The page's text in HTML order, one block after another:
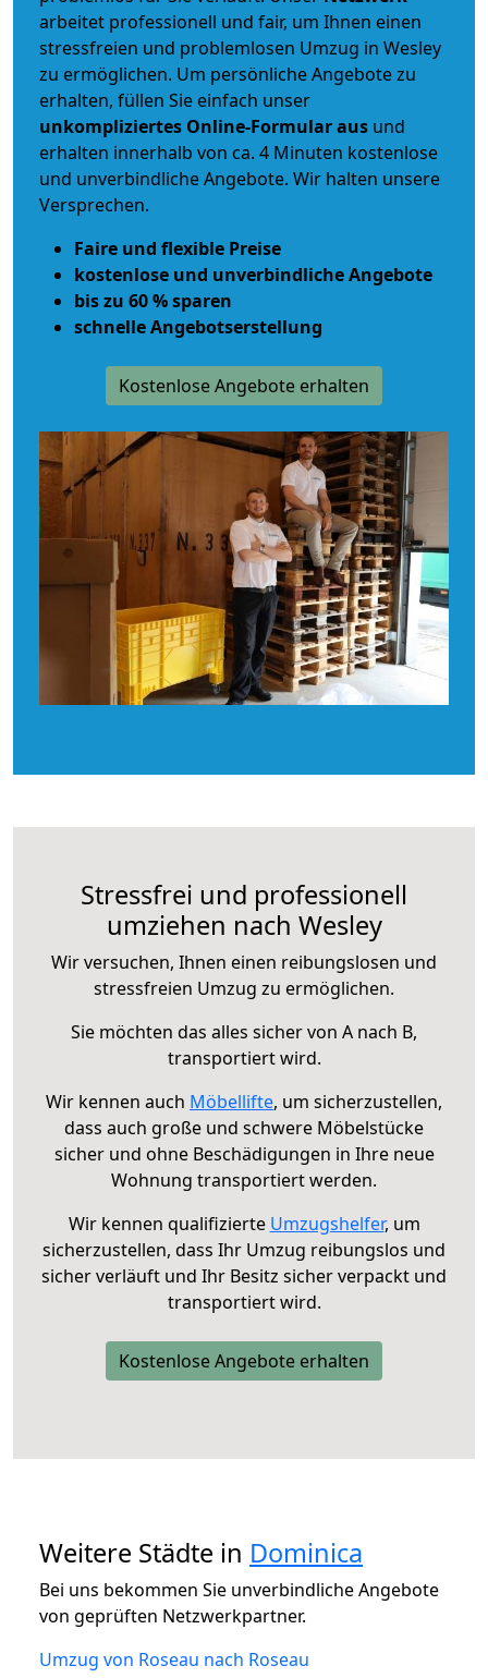
arbeitet professionell und fair, um Ihnen einen
stressfreien und problemlosen Umzug in Wesley
zu ermöglichen. Um persönliche Angebote zu
erhalten, füllen Sie einfach unser
unkompliziertes Online-Formular aus und
erhalten innerhalb von ca. 4 Minuten kostenlose
und unverbindliche Angebote. Wir halten unsere
Versprechen.
Faire und flexible Preise
kostenlose und unverbindliche Angebote
bis zu 60 % sparen
schnelle Angebotserstellung
Kostenlose Angebote erhalten
Stressfrei und professionell
umziehen nach Wesley
Wir versuchen, Ihnen einen reibungslosen und
stressfreien Umzug zu ermöglichen.
Sie möchten das alles sicher von A nach B,
transportiert wird.
Wir kennen auch Möbellifte, um sicherzustellen,
dass auch große und schwere Möbelstücke
sicher und ohne Beschädigungen in Ihre neue
Wohnung transportiert werden.
Wir kennen qualifizierte Umzugshelfer, um
sicherzustellen, dass Ihr Umzug reibungslos und
sicher verläuft und Ihr Besitz sicher verpackt und
transportiert wird.
Kostenlose Angebote erhalten
Weitere Städte in Dominica
Bei uns bekommen Sie unverbindliche Angebote
von geprüften Netzwerkpartner.
Umzug von Roseau nach Roseau